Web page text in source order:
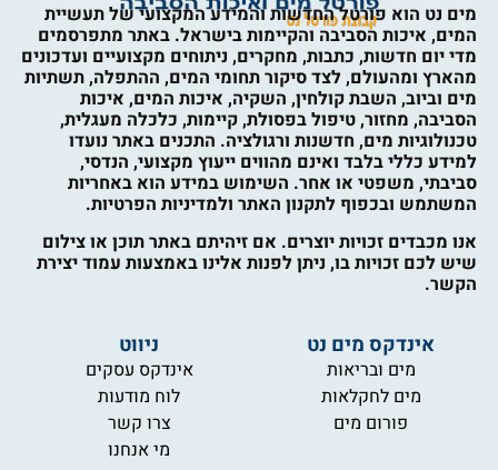
מים נט הוא פורטל החדשות והמידע המקצועי של תעשיית
המים, איכות הסביבה והקיימות בישראל. באתר מתפרסמים
מדי יום חדשות, כתבות, מחקרים, ניתוחים מקצועיים ועדכונים
מהארץ ומהעולם, לצד סיקור תחומי המים, ההתפלה, תשתיות
מים וביוב, השבת קולחין, השקיה, איכות המים, איכות
הסביבה, מחזור, טיפול בפסולת, קיימות, כלכלה מעגלית,
טכנולוגיות מים, חדשנות ורגולציה. התכנים באתר נועדו
למידע כללי בלבד ואינם מהווים ייעוץ מקצועי, הנדסי,
סביבתי, משפטי או אחר. השימוש במידע הוא באחריות
המשתמש ובכפוף לתקנון האתר ולמדיניות הפרטיות.
אנו מכבדים זכויות יוצרים. אם זיהיתם באתר תוכן או צילום
שיש לכם זכויות בו, ניתן לפנות אלינו באמצעות עמוד יצירת
הקשר.
אינדקס מים נט
מים ובריאות
מים לחקלאות
פורום מים
ניווט
אינדקס עסקים
לוח מודעות
צרו קשר
מי אנחנו